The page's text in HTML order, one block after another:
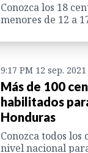
Conozca los 18
menores de 12 a
9:17 PM 12 sep. 2021
Más de 100
habilitados
Honduras
Conozca todos
nivel nacional